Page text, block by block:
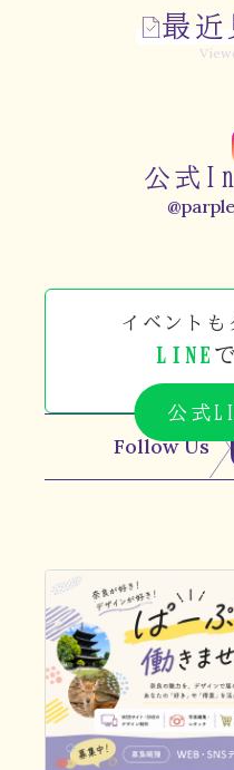
最近
公式
イベントも
LINE
公式
Follow Us